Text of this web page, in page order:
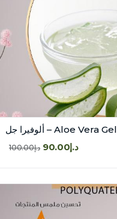
ألوفيرا جل – Aloe Vera Gel
د.إ90.00 د.إ100.00